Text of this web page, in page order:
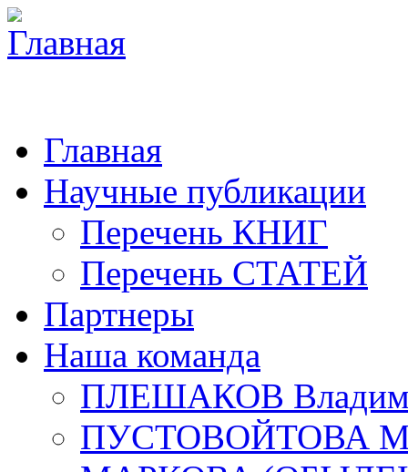
Главная
Научные публикации
Перечень КНИГ
Перечень СТАТЕЙ
Партнеры
Наша команда
ПЛЕШАКОВ
ПУСТОВОЙТОВА